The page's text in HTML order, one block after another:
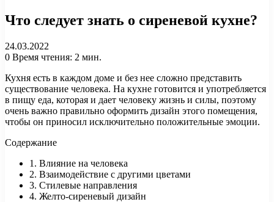
Что следует знать о сиреневой кухне?
24.03.2022
0 Время чтения: 2 мин.
Кухня есть в каждом доме и без нее сложно представить
существование человека. На кухне готовится и употребляется
в пищу еда, которая и дает человеку жизнь и силы, поэтому
очень важно правильно оформить дизайн этого помещения,
чтобы он приносил исключительно положительные эмоции.
Содержание
1. Влияние на человека
2. Взаимодействие с другими цветами
3. Стилевые направления
4. Желто-сиреневый дизайн